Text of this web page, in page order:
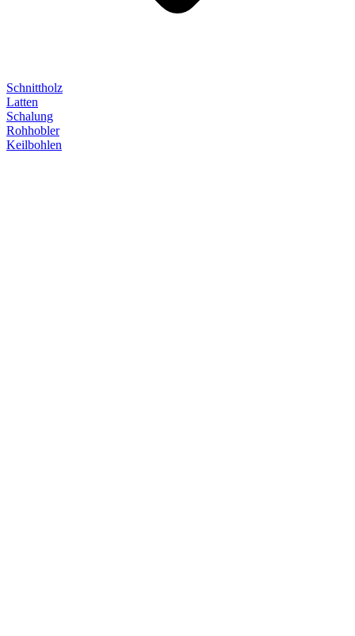
Schnittholz
Latten
Schalung
Rohhobler
Keilbohlen